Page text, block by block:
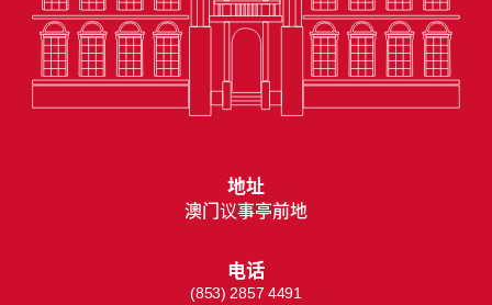
地址
澳门议事亭前地
电话
(853) 2857 4491